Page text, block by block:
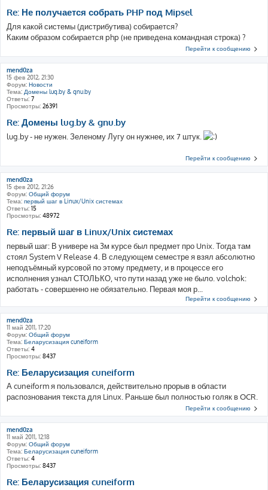
Re: Не получается собрать PHP под Mipsel
Для какой системы (дистрибутива) собирается?
Каким образом собирается php (не приведена командная строка) ?
Перейти к сообщению
mend0za
15 фев 2012, 21:30
Форум: Новости
Тема: Домены lug.by & gnu.by
Ответы: 7
Просмотры: 26391
Re: Домены lug.by & gnu.by
lug.by - не нужен. Зеленому Лугу он нужнее, их 7 штук.
Перейти к сообщению
mend0za
15 фев 2012, 21:26
Форум: Общий форум
Тема: первый шаг в Linux/Unix системах
Ответы: 15
Просмотры: 48972
Re: первый шаг в Linux/Unix системах
первый шаг: В универе на 3м курсе был предмет про Unix. Тогда там
стоял System V Release 4. В следующем семестре я взял абсолютно
неподъёмный курсовой по этому предмету, и в процессе его
исполнения узнал СТОЛЬКО, что пути назад уже не было. volchok:
работать - совершенно не обязательно. Первая моя р...
Перейти к сообщению
mend0za
11 май 2011, 17:20
Форум: Общий форум
Тема: Беларусизация cuneiform
Ответы: 4
Просмотры: 8437
Re: Беларусизация cuneiform
А cuneiform я пользовался, действительно прорыв в области
распознования текста для Linux. Раньше был полностью голяк в OCR.
Перейти к сообщению
mend0za
11 май 2011, 12:18
Форум: Общий форум
Тема: Беларусизация cuneiform
Ответы: 4
Просмотры: 8437
Re: Беларусизация cuneiform